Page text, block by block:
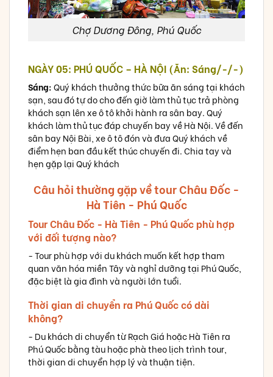
Chợ Dương Đông, Phú Quốc
NGÀY 05: PHÚ QUỐC – HÀ NỘI (Ăn: Sáng/-/-)
Sáng:Quý khách thưởng thức bữa ăn sáng tại khách
sạn, sau đó tự do cho đến giờ làm thủ tục trả phòng
khách sạn lên xe ô tô khởi hành ra sân bay. Quý
khách làm thủ tục đáp chuyến bay về Hà Nội. Về đến
sân bay Nội Bài, xe ô tô đón và đưa Quý khách về
điểm hẹn ban đầu kết thúc chuyến đi. Chia tay và
hẹn gặp lại Quý khách
Câu hỏi thường gặp về tour Châu Đốc -
Hà Tiên - Phú Quốc
Tour Châu Đốc - Hà Tiên - Phú Quốc phù hợp
với đối tượng nào?
- Tour phù hợp với du khách muốn kết hợp tham
quan văn hóa miền Tây và nghỉ dưỡng tại Phú Quốc,
đặc biệt là gia đình và người lớn tuổi.
Thời gian di chuyển ra Phú Quốc có dài
không?
- Du khách di chuyển từ Rạch Giá hoặc Hà Tiên ra
Phú Quốc bằng tàu hoặc phà theo lịch trình tour,
thời gian di chuyển hợp lý và thuận tiện.